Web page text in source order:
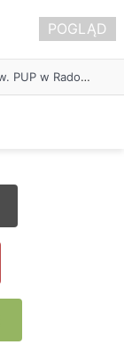
Około 90 tys. zł na szkolenia pracowników. PUP w Radomsku ogłasza nabór wniosków
POGLĄD